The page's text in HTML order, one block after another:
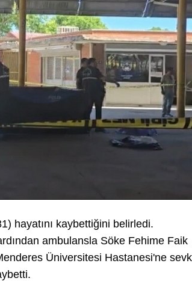
hayatını kaybettiğini belirledi.
ambulansla Söke Fehime Faik
Üniversitesi Hastanesi'ne sevk